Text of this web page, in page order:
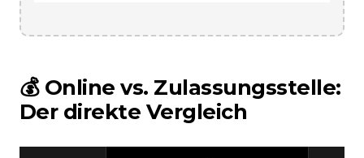
💰 Online vs. Zulassungsstelle:
Der direkte Vergleich